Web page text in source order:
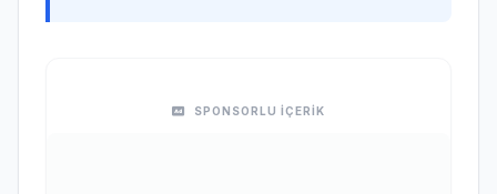
SPONSORLU İÇERİK